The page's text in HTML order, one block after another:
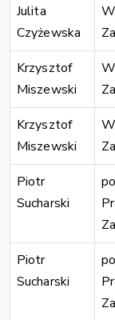
Julita
Czyżewska
Krzysztof
Miszewski
Krzysztof
Miszewski
Piotr
Sucharski
Piotr
Sucharski